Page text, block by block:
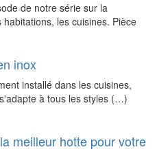
de notre série sur la
les cuisines. Pièce
inox
installé dans les cuisines,
à tous les styles (…)
meilleur hotte pour votre